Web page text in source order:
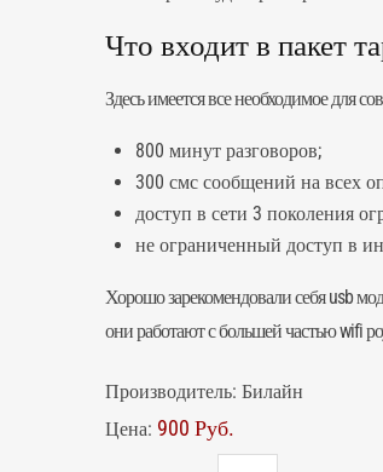
Что входит в пакет
Здесь имеется все необходимое для
800 минут разговоров;
300 смс сообщений на всех
доступ в сети 3 поколения
не ограниченный доступ в
Хорошо зарекомендовали себяusb
они работают с большей частью wifi
Производитель: Билайн
Цена: 900 Руб.